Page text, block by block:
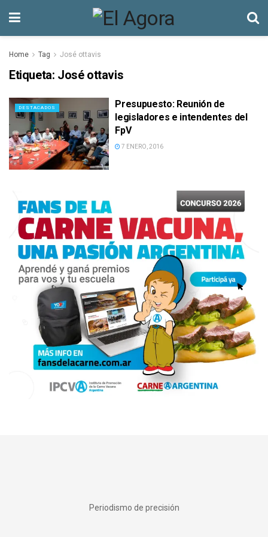
Home Tag José ottavis
Etiqueta: José ottavis
DESTACADOS
Presupuesto: Reunión de
legisladores e intendentes del
FpV
7 ENERO, 2016
Periodismo de precisión